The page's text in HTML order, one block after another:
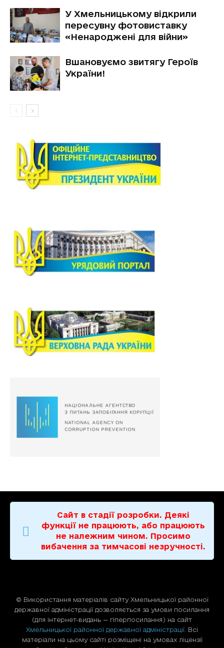
У Хмельницькому відкрили
пересувну фотовиставку
«Ненароджені для війни»
Вшановуємо звитягу Героїв
України!
Сайт в стадії розробки. Деякі
функції не працюють, або працюють
не належним чином. Просимо
вибачення за тимчасові незручності.
© Використання матерiалiв сайту Хмельницької районної
державної адміністрації дозволяється за умови посилання
(для iнтернет-видань — гiперпосилання) на сайт
Хмельницької районної державної адміністрації . Всі
матеріали на цьому сайті розміщені на умовах ліцензії